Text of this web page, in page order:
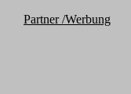
Partner/Werbung